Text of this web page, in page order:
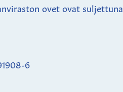
ovet ovat suljettuna
6